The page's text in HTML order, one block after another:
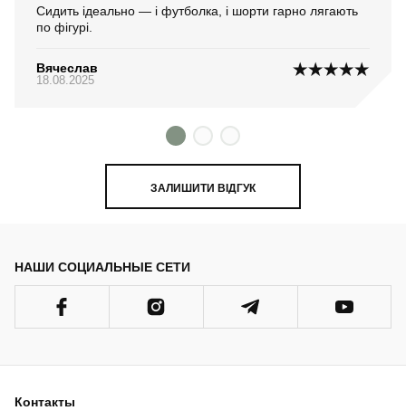
Сидить ідеально — і футболка, і шорти гарно лягають
по фігурі.
Вячеслав
18.08.2025
ЗАЛИШИТИ ВІДГУК
НАШИ СОЦИАЛЬНЫЕ СЕТИ
Контакты